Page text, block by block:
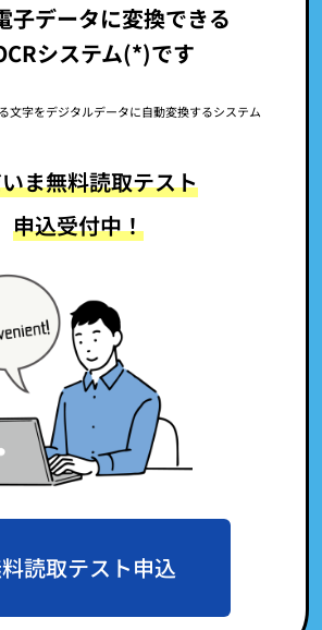
子データに変換できる
システム(*)です
文字をデジタルデータに自動変換するシステム
ま無料読取テスト
申込受付中！
読取テスト申込